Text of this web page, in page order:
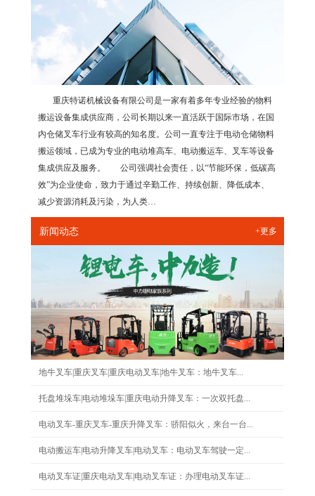
重庆特诺机械设备有限公司是一家有着多年专业经验的物料
搬运设备集成供应商，公司长期以来一直活跃于国际市场，在国
内仓储叉车行业有较高的知名度。公司一直专注于电动仓储物料
搬运领域，已成为专业的电动堆高车、电动搬运车、叉车等设备
集成供应及服务。 公司强调社会责任，以“节能环保，低碳高
效”为企业使命，致力于通过辛勤工作、持续创新、降低成本、
减少资源消耗及污染，为人类…
新闻动态 +更多
地牛叉车|重庆叉车|重庆电动叉车|地牛叉车：地牛叉车...
托盘堆垛车|电动堆垛车|重庆电动升降叉车：一次双托盘...
电动叉车-重庆叉车-重庆升降叉车：骄阳似火，来台一台...
电动搬运车|电动升降叉车|电动叉车：电动叉车驾驶一定...
电动叉车证|重庆电动叉车|电动叉车证：办理电动叉车证...